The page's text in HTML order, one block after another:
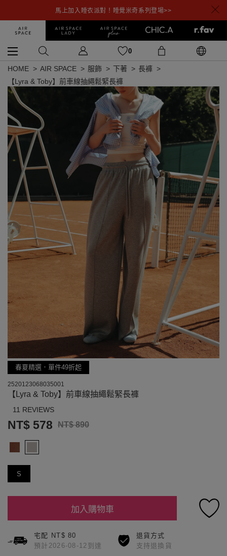
馬上加入睡衣派對！睡覺米奇系列登場>>
0
HOME AIR SPACE 服飾 下著
長褲
【Lyra & Toby】前車線抽繩鬆緊長褲
春夏精選．單件49折起
2520123068035001
【Lyra & Toby】前車線抽繩鬆緊長褲
11 REVIEWS
NT$ 578 NT$ 890
S
加入購物車
宅配 NT$ 80
預計2026-08-12到達
退貨方式
支持退換貨